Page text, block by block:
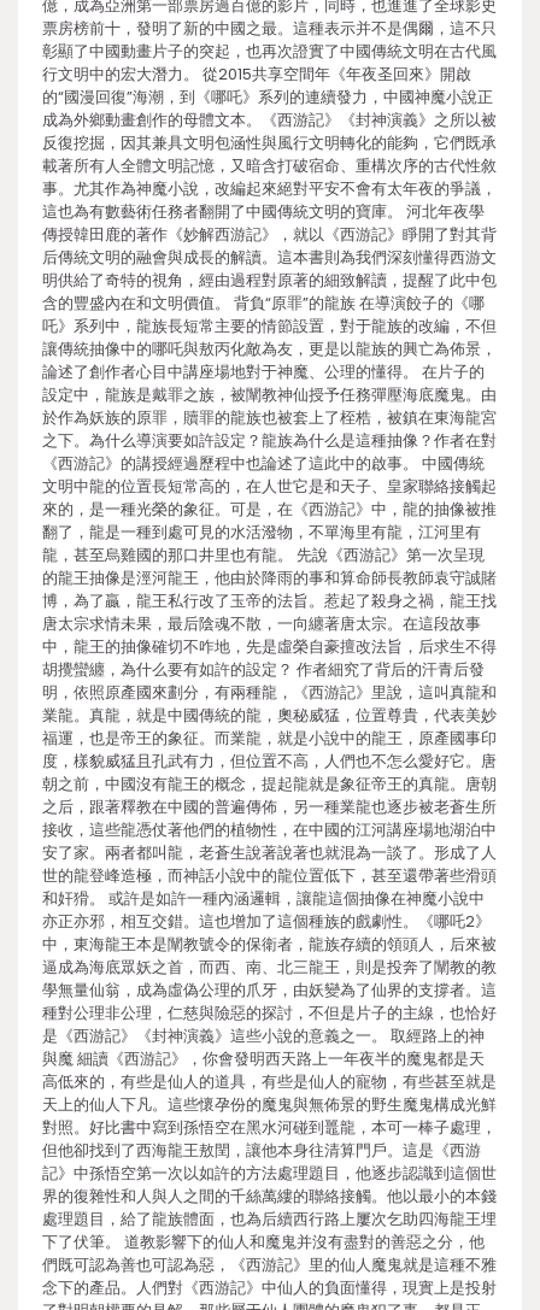
億，成為亞洲第一部票房過百億的影片，同時，也進進了全球影史
票房榜前十，發明了新的中國之最。這種表示并不是偶爾，這不只
彰顯了中國動畫片子的突起，也再次證實了中國傳統文明在古代風
行文明中的宏大潛力。 從2015共享空間年《年夜圣回來》開啟
的“國漫回復”海潮，到《哪吒》系列的連續發力，中國神魔小說正
成為外鄉動畫創作的母體文本。《西游記》《封神演義》之所以被
反復挖掘，因其兼具文明包涵性與風行文明轉化的能夠，它們既承
載著所有人全體文明記憶，又暗含打破宿命、重構次序的古代性敘
事。尤其作為神魔小說，改編起來絕對平安不會有太年夜的爭議，
這也為有數藝術任務者翻開了中國傳統文明的寶庫。 河北年夜學
傳授韓田鹿的著作《妙解西游記》，就以《西游記》睜開了對其背
后傳統文明的融會與成長的解讀。這本書則為我們深刻懂得西游文
明供給了奇特的視角，經由過程對原著的細致解讀，提醒了此中包
含的豐盛內在和文明價值。 背負“原罪”的龍族 在導演餃子的《哪
吒》系列中，龍族長短常主要的情節設置，對于龍族的改編，不但
讓傳統抽像中的哪吒與敖丙化敵為友，更是以龍族的興亡為佈景，
論述了創作者心目中講座場地對于神魔、公理的懂得。 在片子的
設定中，龍族是戴罪之族，被闡教神仙授予任務彈壓海底魔鬼。由
於作為妖族的原罪，贖罪的龍族也被套上了桎梏，被鎮在東海龍宮
之下。為什么導演要如許設定？龍族為什么是這種抽像？作者在對
《西游記》的講授經過歷程中也論述了這此中的啟事。 中國傳統
文明中龍的位置長短常高的，在人世它是和天子、皇家聯絡接觸起
來的，是一種光榮的象征。可是，在《西游記》中，龍的抽像被推
翻了，龍是一種到處可見的水活潑物，不單海里有龍，江河里有
龍，甚至烏雞國的那口井里也有龍。 先說《西游記》第一次呈現
的龍王抽像是涇河龍王，他由於降雨的事和算命師長教師袁守誠賭
博，為了贏，龍王私行改了玉帝的法旨。惹起了殺身之禍，龍王找
唐太宗求情未果，最后陰魂不散，一向纏著唐太宗。在這段故事
中，龍王的抽像確切不咋地，先是虛榮自豪擅改法旨，后求生不得
胡攪蠻纏，為什么要有如許的設定？ 作者細究了背后的汗青后發
明，依照原產國來劃分，有兩種龍，《西游記》里說，這叫真龍和
業龍。真龍，就是中國傳統的龍，奧秘威猛，位置尊貴，代表美妙
福運，也是帝王的象征。而業龍，就是小說中的龍王，原產國事印
度，樣貌威猛且孔武有力，但位置不高，人們也不怎么愛好它。唐
朝之前，中國沒有龍王的概念，提起龍就是象征帝王的真龍。唐朝
之后，跟著釋教在中國的普遍傳佈，另一種業龍也逐步被老蒼生所
接收，這些龍憑仗著他們的植物性，在中國的江河講座場地湖泊中
安了家。兩者都叫龍，老蒼生說著說著也就混為一談了。形成了人
世的龍登峰造極，而神話小說中的龍位置低下，甚至還帶著些滑頭
和奸猾。 或許是如許一種內涵邏輯，讓龍這個抽像在神魔小說中
亦正亦邪，相互交錯。這也增加了這個種族的戲劇性。《哪吒2》
中，東海龍王本是闡教號令的保衛者，龍族存續的領頭人，后來被
逼成為海底眾妖之首，而西、南、北三龍王，則是投奔了闡教的教
學無量仙翁，成為虛偽公理的爪牙，由妖變為了仙界的支撐者。這
種對公理非公理，仁慈與險惡的探討，不但是片子的主線，也恰好
是《西游記》《封神演義》這些小說的意義之一。 取經路上的神
與魔 細讀《西游記》，你會發明西天路上一年夜半的魔鬼都是天
高低來的，有些是仙人的道具，有些是仙人的寵物，有些甚至就是
天上的仙人下凡。這些懷孕份的魔鬼與無佈景的野生魔鬼構成光鮮
對照。好比書中寫到孫悟空在黑水河碰到鼉龍，本可一棒子處理，
但他卻找到了西海龍王敖閏，讓他本身往清算門戶。這是《西游
記》中孫悟空第一次以如許的方法處理題目，他逐步認識到這個世
界的復雜性和人與人之間的千絲萬縷的聯絡接觸。他以最小的本錢
處理題目，給了龍族體面，也為后續西行路上屢次乞助四海龍王埋
下了伏筆。 道教影響下的仙人和魔鬼并沒有盡對的善惡之分，他
們既可認為善也可認為惡，《西游記》里的仙人魔鬼就是這種不雅
念下的產品。人們對《西游記》中仙人的負面懂得，現實上是投射